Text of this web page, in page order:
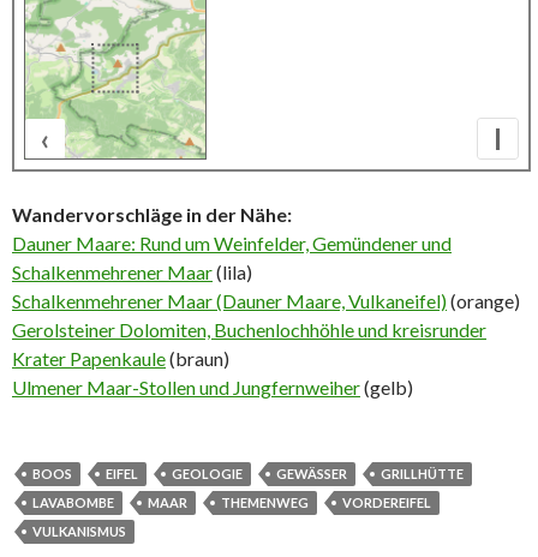
I
500 m
‹
Wandervorschläge in der Nähe:
Dauner Maare: Rund um Weinfelder, Gemündener und
Schalkenmehrener Maar(lila)
Schalkenmehrener Maar (Dauner Maare, Vulkaneifel)(orange)
Gerolsteiner Dolomiten, Buchenlochhöhle und kreisrunder
Krater Papenkaule(braun)
Ulmener Maar-Stollen und Jungfernweiher(gelb)
BOOS EIFEL GEOLOGIE GEWÄSSER
GRILLHÜTTE
LAVABOMBE
MAAR THEMENWEG
VORDEREIFEL
VULKANISMUS